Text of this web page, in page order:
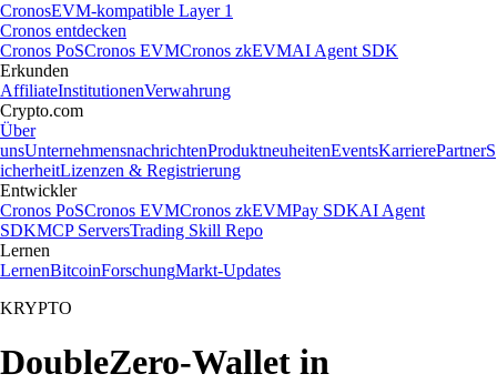
CronosEVM-kompatible Layer 1
Cronos entdecken
Cronos PoSCronos EVMCronos zkEVMAI Agent SDK
Erkunden
AffiliateInstitutionenVerwahrung
Crypto.com
Über
unsUnternehmensnachrichtenProduktneuheitenEventsKarrierePartnerS
icherheitLizenzen & Registrierung
Entwickler
Cronos PoSCronos EVMCronos zkEVMPay SDKAI Agent
SDKMCP ServersTrading Skill Repo
Lernen
LernenBitcoinForschungMarkt-Updates
KRYPTO
DoubleZero-Wallet in